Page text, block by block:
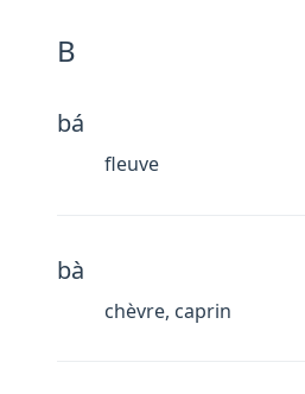
B
bá
fleuve
bà
chèvre, caprin